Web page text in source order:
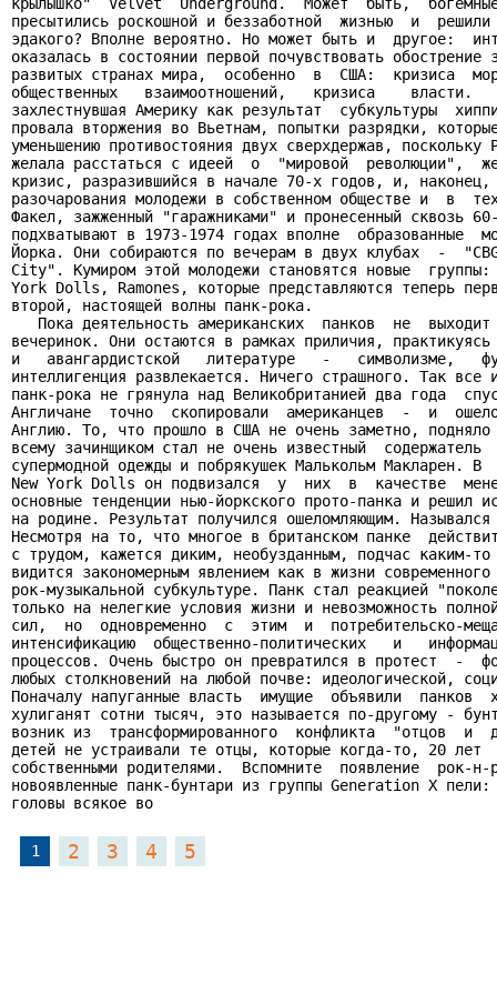
пресытились роскошной и беззаботной  жизнью  и
эдакого? Вполне вероятно. Но может быть и  другое:
оказалась в состоянии первой почувствовать обострение
развитых странах мира,  особенно  в  США:  кризиса
общественных   взаимоотношений,   кризиса    власти.
захлестнувшая Америку как результат  субкультуры
провала вторжения во Вьетнам, попытки разрядки,
уменьшению противостояния двух сверхдержав,
желала расстаться с идеей  о  "мировой  революции",
кризис, разразившийся в начале 70-х годов, и,
разочарования молодежи в собственном обществе и  в
Факел, зажженный "гаражниками" и пронесенный сквозь
подхватывают в 1973-1974 годах вполне  образованные
Йорка. Они собираются по вечерам в двух клубах  -
City". Кумиром этой молодежи становятся новые
York Dolls, Ramones, которые представляются теперь
второй, настоящей волны панк-рока.
Пока деятельность американских  панков  не
вечеринок. Они остаются в рамках приличия,
и   авангардистской   литературе   -   символизме,
интеллигенция развлекается. Ничего страшного. Так
панк-рока не грянула над Великобританией два года
Англичане  точно  скопировали  американцев  -  и
Англию. То, что прошло в США не очень заметно,
всему зачинщиком стал не очень известный  содержатель
супермодной одежды и побрякушек Малькольм Макларен.
New York Dolls он подвизался  у  них  в  качестве
основные тенденции нью-йоркского прото-панка и решил
на родине. Результат получился ошеломляющим.
Несмотря на то, что многое в британском панке
с трудом, кажется диким, необузданным, подчас каким-
видится закономерным явлением как в жизни
рок-музыкальной субкультуре. Панк стал реакцией
только на нелегкие условия жизни и невозможность
сил,  но  одновременно  с  этим  и  потребительско-
интенсификацию  общественно-политических   и
процессов. Очень быстро он превратился в протест  -
любых столкновений на любой почве: идеологической,
Поначалу напуганные власть  имущие  объявили  панков
хулиганят сотни тысяч, это называется по-другому -
возник из  трансформированного  конфликта  "отцов  и
детей не устраивали те отцы, которые когда-то, 20
собственными родителями.  Вспомните  появление  рок-
новоявленные панк-бунтари из группы Generation X
головы всякое во
1 2 3 4 5